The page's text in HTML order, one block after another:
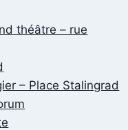
théâtre – rue
– Place Stalingrad